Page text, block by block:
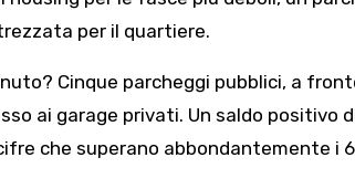
per il quartiere.
Cinque parcheggi pubblici, a
ai garage privati. Un saldo
che superano abbondantemente i